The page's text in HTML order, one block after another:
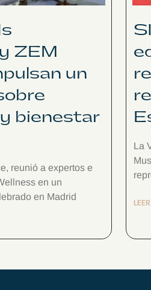
ZEM
un
bienestar
reunió a expertos e
en un
en Madrid
La